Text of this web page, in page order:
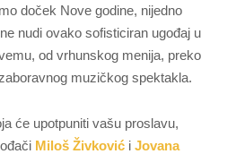
doček Nove godine, nijedno
nudi ovako sofisticiran ugođaj u
od vrhunskog menija, preko
muzičkog spektakla.
će upotpuniti vašu proslavu,
Miloš Živković i Jovana